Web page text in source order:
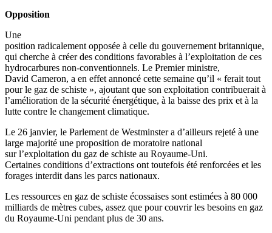
Opposition
Une
position radicalement opposée à celle du gouvernement britannique,
qui cherche à créer des conditions favorables à l’exploitation de ces
hydrocarbures non-conventionnels. Le Premier ministre,
David Cameron, a en effet annoncé cette semaine qu’il « ferait tout
pour le gaz de schiste », ajoutant que son exploitation contribuerait à
l’amélioration de la sécurité énergétique, à la baisse des prix et à la
lutte contre le changement climatique.
Le 26 janvier, le Parlement de Westminster a d’ailleurs rejeté à une
large majorité une proposition de moratoire national
sur l’exploitation du gaz de schiste au Royaume-Uni.
Certaines conditions d’extractions ont toutefois été renforcées et les
forages interdit dans les parcs nationaux.
Les ressources en gaz de schiste écossaises sont estimées à 80 000
milliards de mètres cubes, assez que pour couvrir les besoins en gaz
du Royaume-Uni pendant plus de 30 ans.